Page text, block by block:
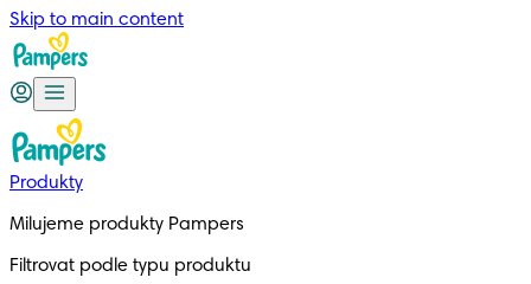
Skip to main content
Produkty
Milujeme produkty Pampers
Filtrovat podle typu produktu